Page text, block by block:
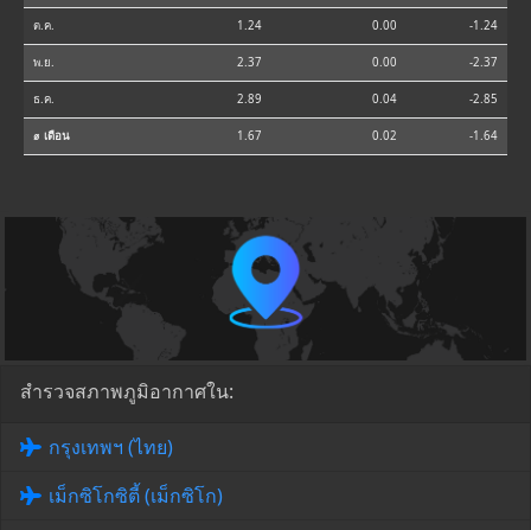
ต.ค. 1.24 0.00 -1.24
พ.ย. 2.37 0.00 -2.37
ธ.ค. 2.89 0.04 -2.85
⌀ เดือน 1.67 0.02 -1.64
สำรวจสภาพภูมิอากาศใน:
กรุงเทพฯ (ไทย)
เม็กซิโกซิตี้ (เม็กซิโก)